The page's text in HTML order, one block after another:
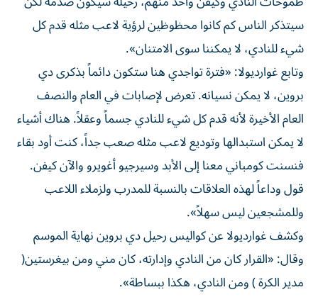
سيتذكر الناس كم كانوا محظوظين لرؤية لاعب مثله قدم كل
شيء للنادي، لا يمكننا سوى الامتنان».
وتابع غوارديولا: «فترة تواجدي هنا ستكون دائماً بذكرى دي
بروين، لا يمكن نسيانه. تعرض لإصابات في العام والنصف
العام الأخيرة لأنه قدم كل شيء للنادي جسماً وعقلاً. هناك أشياء
لا يمكن استبدالها وتوديع لاعب مثله صعب جداً، كنت أود بقاء
فنسنت كومباني معنا إلى الأبد وسيرجيو أغويرو والآن كيفن.
قول وداعاً لهذه العلاقات بالنسبة للمدرب ولزملاء اللاعب
وللمشجعين ليس سهلاً».
وكشف غوارديولا عن كواليس رحيل دي بروين نهاية الموسم
وقال: «القرار كان من النادي وإدارته، كان مني ومن بيغرستين(
مدير الكرة ) ومن النادي، هكذا ببساطة».